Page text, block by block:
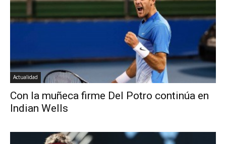
Actualidad
Con la muñeca firme Del Potro continúa en
Indian Wells